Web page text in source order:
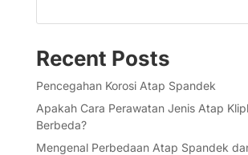
Recent Posts
Pencegahan Korosi Atap Spandek
Apakah Cara Perawatan Jenis Atap
Berbeda?
Mengenal Perbedaan Atap Spandek